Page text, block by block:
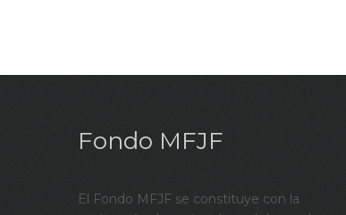
Fondo MFJF
El Fondo MFJF se constituye con la